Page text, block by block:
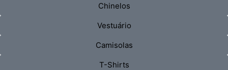
Chinelos
Vestuário
Camisolas
T-Shirts